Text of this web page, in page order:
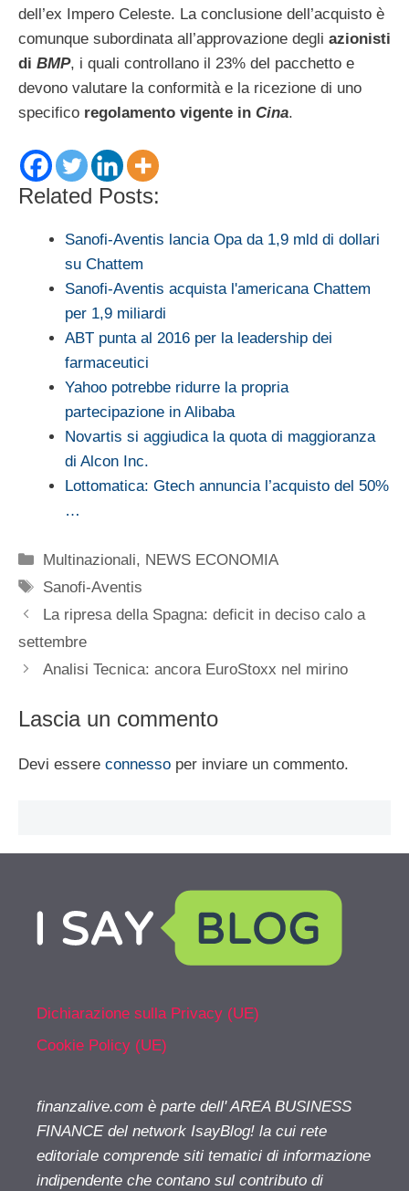
dell’ex Impero Celeste. La conclusione dell’acquisto è
comunque subordinata all’approvazione degli azionisti
di BMP, i quali controllano il 23% del pacchetto e
devono valutare la conformità e la ricezione di uno
specifico regolamento vigente in Cina.
Related Posts:
Sanofi-Aventis lancia Opa da 1,9 mld di dollari
su Chattem
Sanofi-Aventis acquista l'americana Chattem
per 1,9 miliardi
ABT punta al 2016 per la leadership dei
farmaceutici
Yahoo potrebbe ridurre la propria
partecipazione in Alibaba
Novartis si aggiudica la quota di maggioranza
di Alcon Inc.
Lottomatica: Gtech annuncia l’acquisto del 50%
…
Categorie
Multinazionali, NEWS ECONOMIA
Tag
Sanofi-Aventis
La ripresa della Spagna: deficit in deciso calo a
settembre
Analisi Tecnica: ancora EuroStoxx nel mirino
Lascia un commento
Devi essere connesso per inviare un commento.
Dichiarazione sulla Privacy (UE)
Cookie Policy (UE)
finanzalive.com è parte dell' AREA BUSINESS
FINANCE del network IsayBlog! la cui rete
editoriale comprende siti tematici di informazione
indipendente che contano sul contributo di